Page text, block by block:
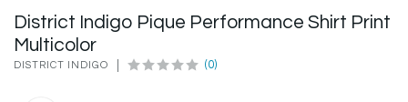
District Indigo Pique Performance Shirt Print
Multicolor
DISTRICT INDIGO (0)